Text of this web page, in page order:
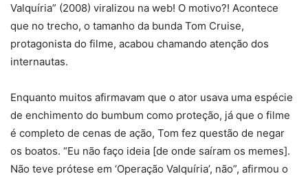
Valquíria” (2008) viralizou na web! O motivo?! Acontece
que no trecho, o tamanho da bunda Tom Cruise,
protagonista do filme, acabou chamando atenção dos
internautas.
Enquanto muitos afirmavam que o ator usava uma espécie
de enchimento do bumbum como proteção, já que o filme
é completo de cenas de ação, Tom fez questão de negar
os boatos. “Eu não faço ideia [de onde saíram os memes].
Não teve prótese em ‘Operação Valquíria’, não”, afirmou o